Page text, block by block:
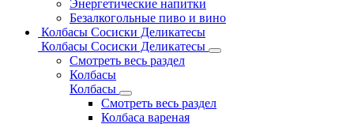
Энергетические напитки
Безалкогольные пиво и вино
Колбасы Сосиски Деликатесы
Колбасы Сосиски Деликатесы
Смотреть весь раздел
Колбасы
Колбасы
Смотреть весь раздел
Колбаса вареная